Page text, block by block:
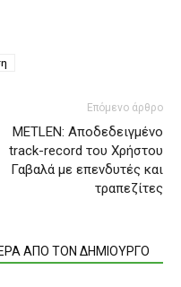
Επόμενο άρθρο
METLEN: Αποδεδειγμένο
track-record του Χρήστου
Γαβαλά με επενδυτές και
τραπεζίτες
ΑΠΟ ΤΟΝ ΔΗΜΙΟΥΡΓΟ